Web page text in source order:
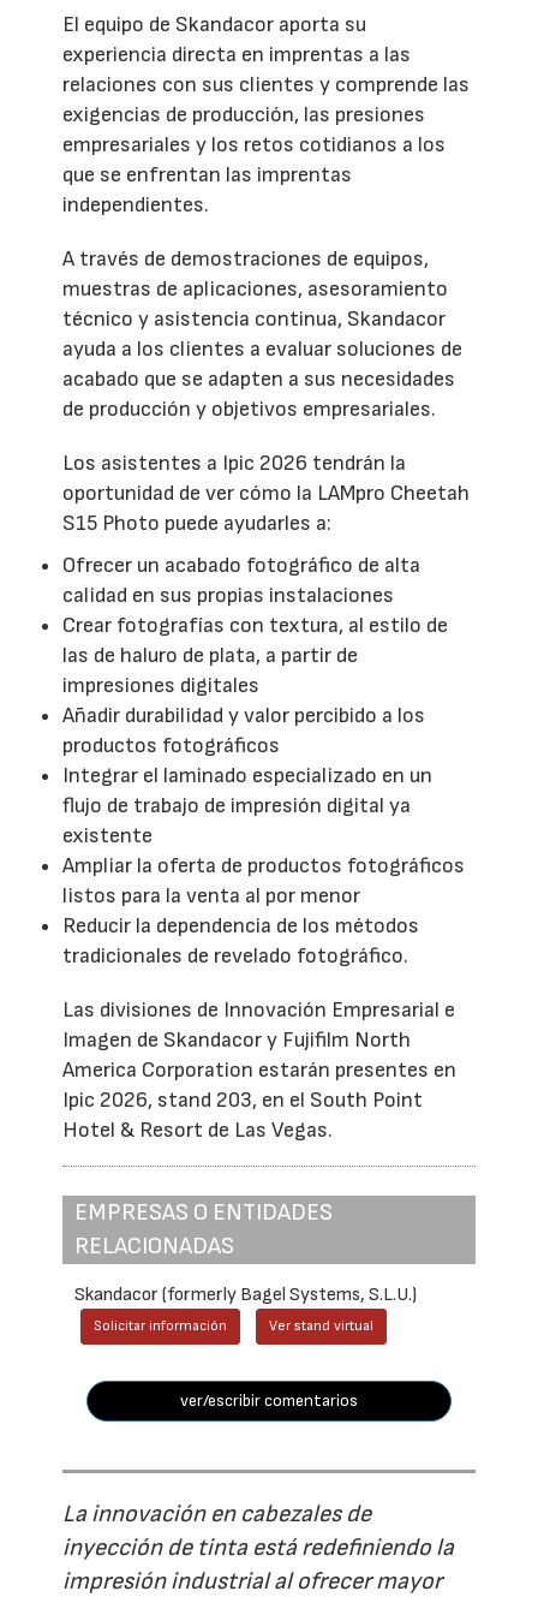
El equipo de Skandacor aporta su
experiencia directa en imprentas a las
relaciones con sus clientes y comprende las
exigencias de producción, las presiones
empresariales y los retos cotidianos a los
que se enfrentan las imprentas
independientes.
A través de demostraciones de equipos,
muestras de aplicaciones, asesoramiento
técnico y asistencia continua, Skandacor
ayuda a los clientes a evaluar soluciones de
acabado que se adapten a sus necesidades
de producción y objetivos empresariales.
Los asistentes a Ipic 2026 tendrán la
oportunidad de ver cómo la LAMpro Cheetah
S15 Photo puede ayudarles a:
Ofrecer un acabado fotográfico de alta
calidad en sus propias instalaciones
Crear fotografías con textura, al estilo de
las de haluro de plata, a partir de
impresiones digitales
Añadir durabilidad y valor percibido a los
productos fotográficos
Integrar el laminado especializado en un
flujo de trabajo de impresión digital ya
existente
Ampliar la oferta de productos fotográficos
listos para la venta al por menor
Reducir la dependencia de los métodos
tradicionales de revelado fotográfico.
Las divisiones de Innovación Empresarial e
Imagen de Skandacor y Fujifilm North
America Corporation estarán presentes en
Ipic 2026, stand 203, en el South Point
Hotel & Resort de Las Vegas.
EMPRESAS O ENTIDADES
RELACIONADAS
Skandacor (formerly Bagel Systems, S.L.U.)
Solicitar información Ver stand virtual
ver/escribir comentarios
La innovación en cabezales de
inyección de tinta está redefiniendo la
impresión industrial al ofrecer mayor